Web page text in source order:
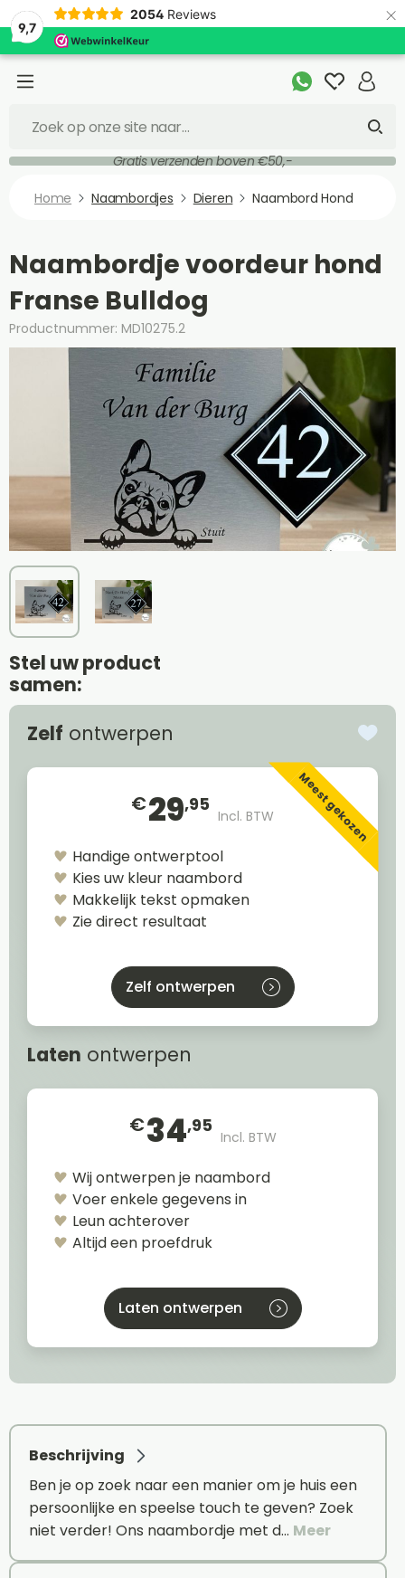
9,7
2054 Reviews ×
Gratis verzenden boven €50,-
Home Naambordjes Dieren Naambord Hond
Naambordje voordeur hond
Franse Bulldog
Productnummer: MD10275.2
Stel uw product
samen:
Zelf ontwerpen
€29,95
Incl. BTW Meest gekozen
Handige ontwerptool
Kies uw kleur naambord
Makkelijk tekst opmaken
Zie direct resultaat
Zelf ontwerpen
Laten ontwerpen
€34,95
Incl. BTW
Wij ontwerpen je naambord
Voer enkele gegevens in
Leun achterover
Altijd een proefdruk
Laten ontwerpen
Beschrijving
Ben je op zoek naar een manier om je huis een
persoonlijke en speelse touch te geven? Zoek
niet verder! Ons naambordje met d… Meer